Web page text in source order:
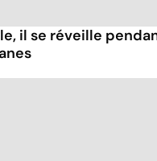
il se réveille